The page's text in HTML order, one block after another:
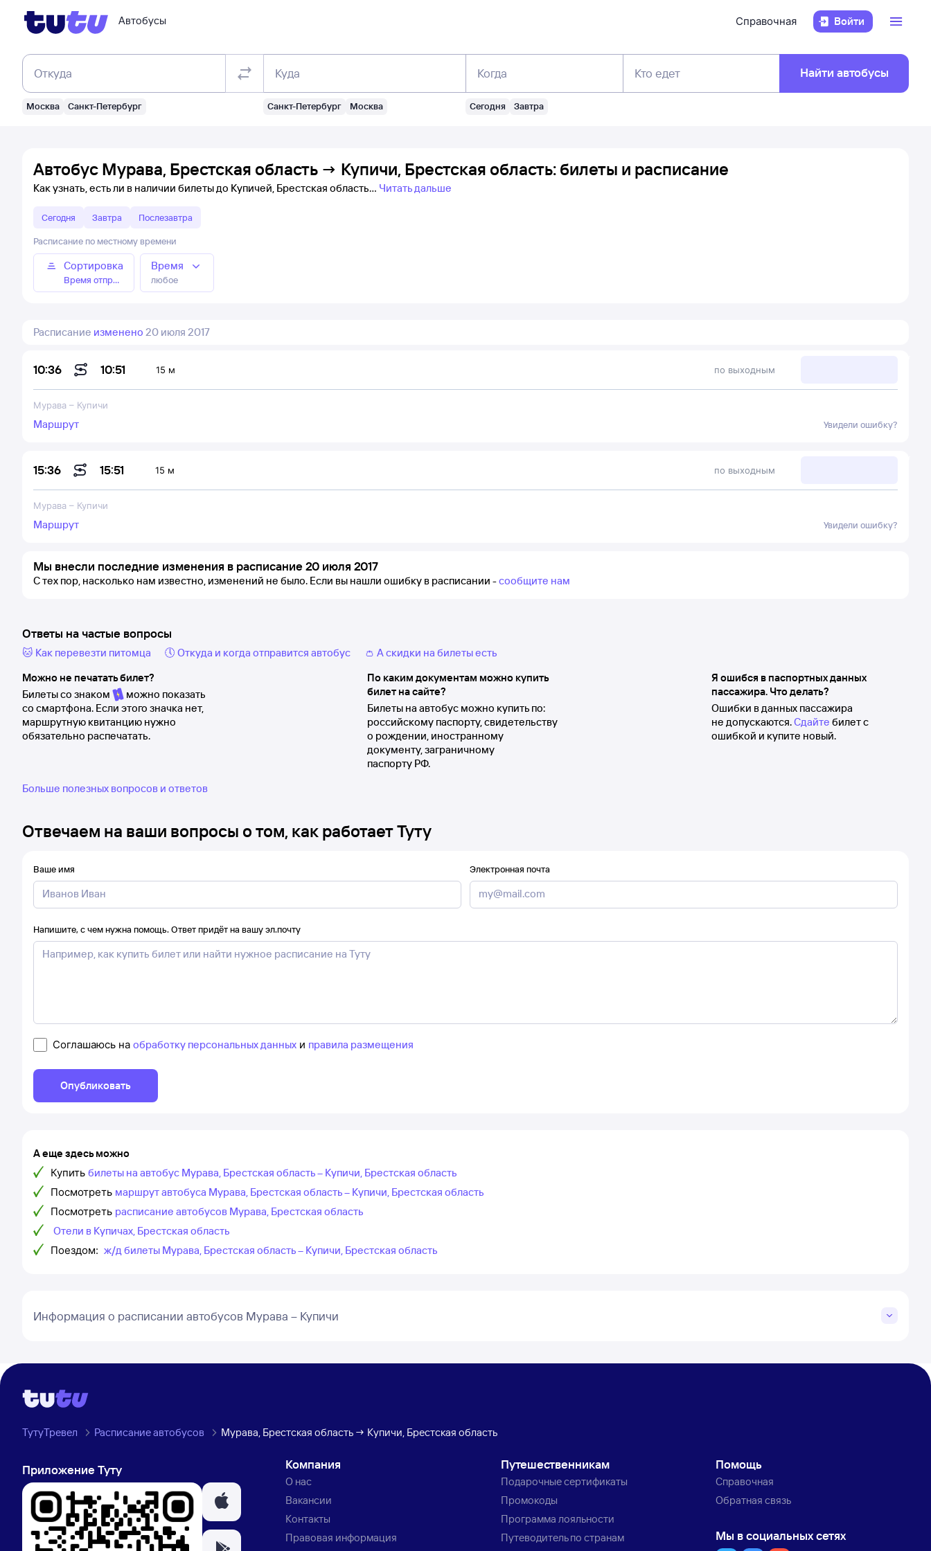
Автобусы Справочная Войти
Откуда
Москва Санкт-Петербург
Куда
Санкт-Петербург Москва
Когда
Сегодня Завтра
Кто едет Найти автобусы
Автобус Мурава, Брестская область → Купичи, Брестская область: билеты и расписание
Как узнать, есть ли в наличии билеты до Купичей, Брестская область Читать дальше
Сегодня Завтра Послезавтра
Расписание по местному времени
Сортировка
Время отправления
Время
любое
Расписание изменено 20 июля 2017
10:36 10:51 15 м по выходным
Мурава – Купичи
Маршрут Увидели ошибку?
15:36 15:51 15 м по выходным
Мурава – Купичи
Маршрут Увидели ошибку?
Мы внесли последние изменения в расписание 20 июля 2017
С тех пор, насколько нам известно, изменений не было. Если вы нашли ошибку в расписании -сообщите нам
Ответы на частые вопросы
🐱 Как перевезти питомца 🕔 Откуда и когда отправится автобус
👛 А скидки на билеты есть
Можно не печатать билет?
Билеты со знаком
можно показать
со смартфона. Если этого значка нет,
маршрутную квитанцию нужно
обязательно распечатать.
По каким документам можно купить
билет на сайте?
Билеты на автобус можно купить по:
российскому паспорту, свидетельству
о рождении, иностранному
документу, заграничному
паспорту РФ.
Я ошибся в паспортных данных
пассажира. Что делать?
Ошибки в данных пассажира
не допускаются.Сдайте билет с
ошибкой и купите новый.
Больше полезных вопросов и ответов
Отвечаем на ваши вопросы о том, как работает Туту
Ваше имя Электронная почта
Напишите, с чем нужна помощь. Ответ придёт на вашу эл.почту
Соглашаюсь на обработку персональных данных и правила размещения
Опубликовать
А еще здесь можно
Купить билеты на автобус Мурава, Брестская область – Купичи, Брестская область
Посмотреть маршрут автобуса Мурава, Брестская область – Купичи, Брестская область
Посмотреть расписание автобусов Мурава, Брестская область
Отели в Купичах, Брестская область
Поездом: ж/д билеты Мурава, Брестская область – Купичи, Брестская область
Информация о расписании автобусов Мурава – Купичи
ТутуТревел Расписание автобусов Мурава, Брестская область → Купичи, Брестская область
Приложение Туту Компания
О нас
Вакансии
Контакты
Правовая информация
Путешественникам
Подарочные сертификаты
Промокоды
Программа лояльности
Путеводитель по странам
Помощь
Справочная
Обратная связь
Мы в социальных сетях